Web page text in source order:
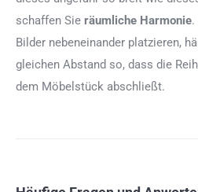
schaffen Sie räumliche Harmonie.
Bilder nebeneinander platzieren,
gleichen Abstand so, dass die
dem Möbelstück abschließt.